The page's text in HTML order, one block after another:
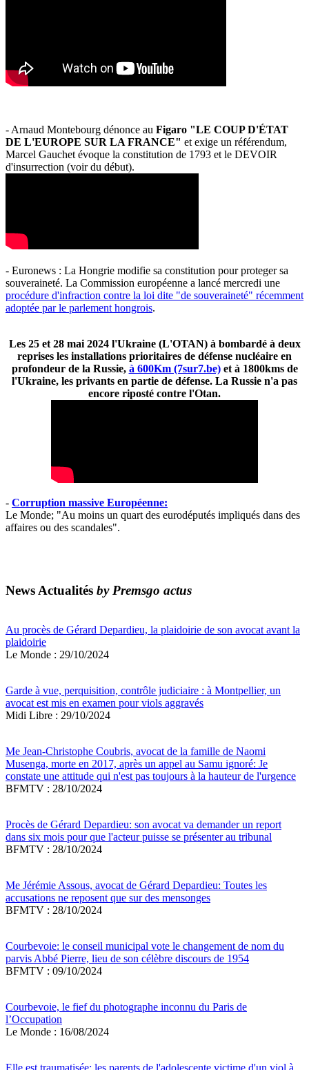
- Arnaud Montebourg dénonce au Figaro "LE COUP D'ÉTAT
DE L'EUROPE SUR LA FRANCE" et exige un référendum,
Marcel Gauchet évoque la constitution de 1793 et le DEVOIR
d'insurrection (voir du début).
- Euronews : La Hongrie modifie sa constitution pour proteger sa
souveraineté. La Commission européenne a lancé mercredi une
procédure d'infraction contre la loi dite "de souveraineté" récemment
adoptée par le parlement hongrois.
Les 25 et 28 mai 2024 l'Ukraine (L'OTAN) à bombardé à deux
reprises les installations prioritaires de défense nucléaire en
profondeur de la Russie, à 600Km (7sur7.be)et à 1800kms de
l'Ukraine, les privants en partie de défense. La Russie n'a pas
encore riposté contre l'Otan.
- Corruption massive Européenne:
Le Monde; "Au moins un quart des eurodéputés impliqués dans des
affaires ou des scandales".
News Actualités by Premsgo actus
Au procès de Gérard Depardieu, la plaidoirie de son avocat avant la
plaidoirie
Le Monde : 29/10/2024
Garde à vue, perquisition, contrôle judiciaire : à Montpellier, un
avocat est mis en examen pour viols aggravés
Midi Libre : 29/10/2024
Me Jean-Christophe Coubris, avocat de la famille de Naomi
Musenga, morte en 2017, après un appel au Samu ignoré: Je
constate une attitude qui n'est pas toujours à la hauteur de l'urgence
BFMTV : 28/10/2024
Procès de Gérard Depardieu: son avocat va demander un report
dans six mois pour que l'acteur puisse se présenter au tribunal
BFMTV : 28/10/2024
Me Jérémie Assous, avocat de Gérard Depardieu: Toutes les
accusations ne reposent que sur des mensonges
BFMTV : 28/10/2024
Courbevoie: le conseil municipal vote le changement de nom du
parvis Abbé Pierre, lieu de son célèbre discours de 1954
BFMTV : 09/10/2024
Courbevoie, le fief du photographe inconnu du Paris de
l’Occupation
Le Monde : 16/08/2024
Elle est traumatisée: les parents de l'adolescente victime d'un viol à